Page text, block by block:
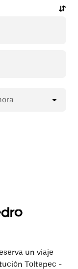
un viaje
Toltepec -